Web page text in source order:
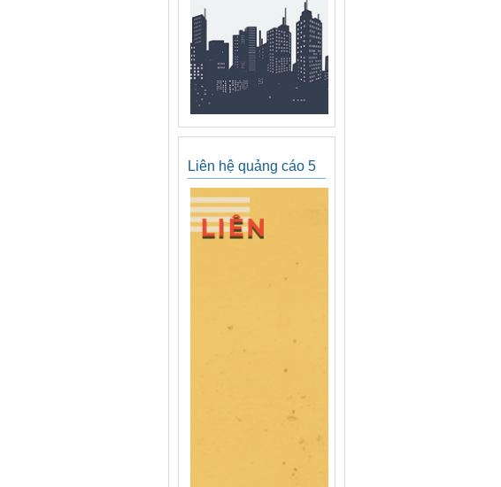
Liên hệ quảng cáo 5